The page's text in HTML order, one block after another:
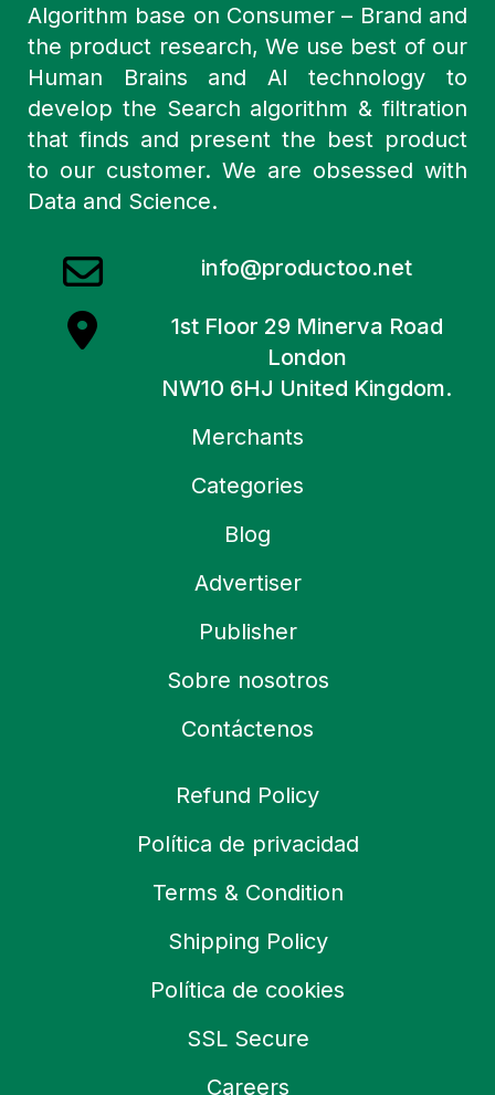
Algorithm base on Consumer – Brand and
the product research, We use best of our
Human Brains and AI technology to
develop the Search algorithm & filtration
that finds and present the best product
to our customer. We are obsessed with
Data and Science.
info@productoo.net
1st Floor 29 Minerva Road
London
NW10 6HJ United Kingdom.
Merchants
Categories
Blog
Advertiser
Publisher
Sobre nosotros
Contáctenos
Refund Policy
Política de privacidad
Terms & Condition
Shipping Policy
Política de cookies
SSL Secure
Careers